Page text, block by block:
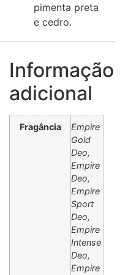
pimenta preta
e cedro.
Informação
adicional
Fragância
Empire
Gold
Deo,
Empire
Deo,
Empire
Sport
Deo,
Empire
Intense
Deo,
Empire